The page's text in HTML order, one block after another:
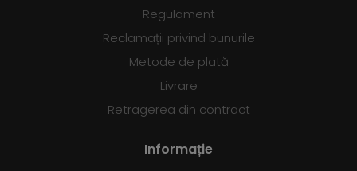
Regulament
Reclamații privind bunurile
Metode de plată
Livrare
Retragerea din contract
Informație